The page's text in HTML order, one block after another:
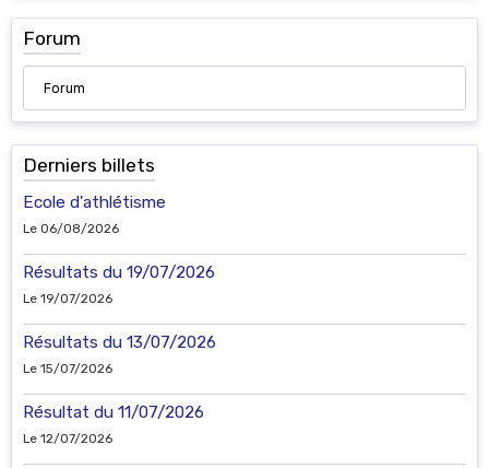
Forum
Forum
Derniers billets
Ecole d'athlétisme
Le 06/08/2026
Résultats du 19/07/2026
Le 19/07/2026
Résultats du 13/07/2026
Le 15/07/2026
Résultat du 11/07/2026
Le 12/07/2026